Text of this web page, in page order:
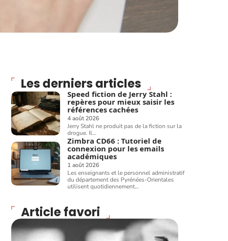
Les derniers articles
Speed fiction de Jerry Stahl :
repères pour mieux saisir les
références cachées
4 août 2026
Jerry Stahl ne produit pas de la fiction sur la
drogue. Il…
Zimbra CD66 : Tutoriel de
connexion pour les emails
académiques
1 août 2026
Les enseignants et le personnel administratif
du département des Pyrénées-Orientales
utilisent quotidiennement…
Article favori